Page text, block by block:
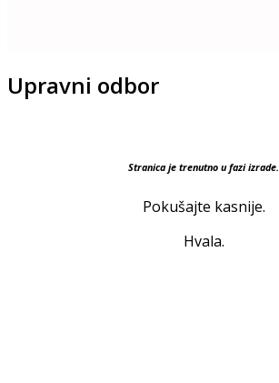
Upravni odbor
Stranica je trenutno u fazi izrade.
Pokušajte kasnije.
Hvala.